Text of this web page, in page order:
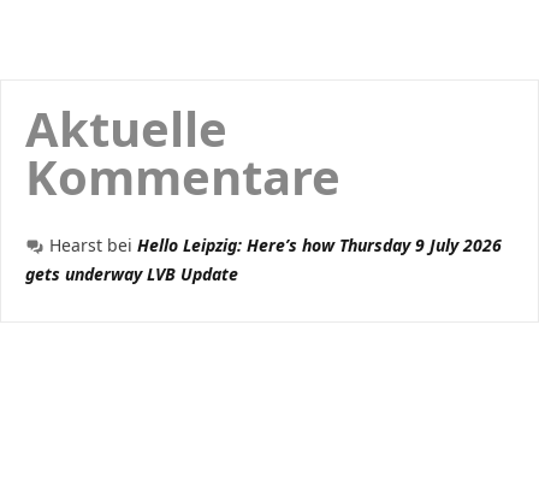
Aktuelle
Kommentare
Hearst bei Hello Leipzig: Here’s how Thursday 9 July 2026
gets underway LVB Update